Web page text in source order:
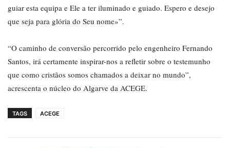
guiar esta equipa e Ele a ter iluminado e guiado. Espero e desejo
que seja para glória do Seu nome»”.
“O caminho de conversão percorrido pelo engenheiro Fernando
Santos, irá certamente inspirar-nos a refletir sobre o testemunho
que como cristãos somos chamados a deixar no mundo”,
acrescenta o núcleo do Algarve da ACEGE.
TAGS ACEGE